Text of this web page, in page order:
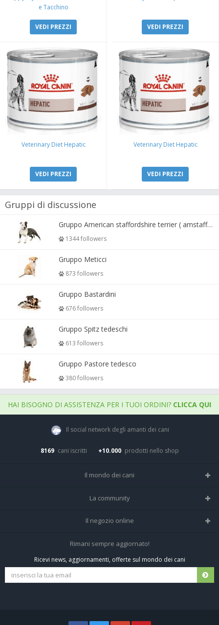
e Tacchino
VEDI PREZZI VEDI PREZZI
Veterinary Diet Hepatic
VEDI PREZZI
Veterinary Diet Hepatic
VEDI PREZZI
Gruppi di discussione
Gruppo American staffordshire terrier ( amstaff, amastaff )
1344 followers
Gruppo Meticci
873 followers
Gruppo Bastardini
676 followers
Gruppo Spitz tedeschi
613 followers
Gruppo Pastore tedesco
380 followers
HAI BISOGNO DI ASSISTENZA PER I TUOI ORDINI? CLICCA QUI
Il social network degli amanti dei cani
8169 cani iscritti +10.000 prodotti nello shop
Il mondo dei cani
Tutte le razze
La community
Home
Tutti i cani iscritti
Il negozio online
Negozio per cani
Spedizioni e resi
Rimani sempre aggiornato!
Ricevi news, aggiornamenti, offerte sul mondo dei cani